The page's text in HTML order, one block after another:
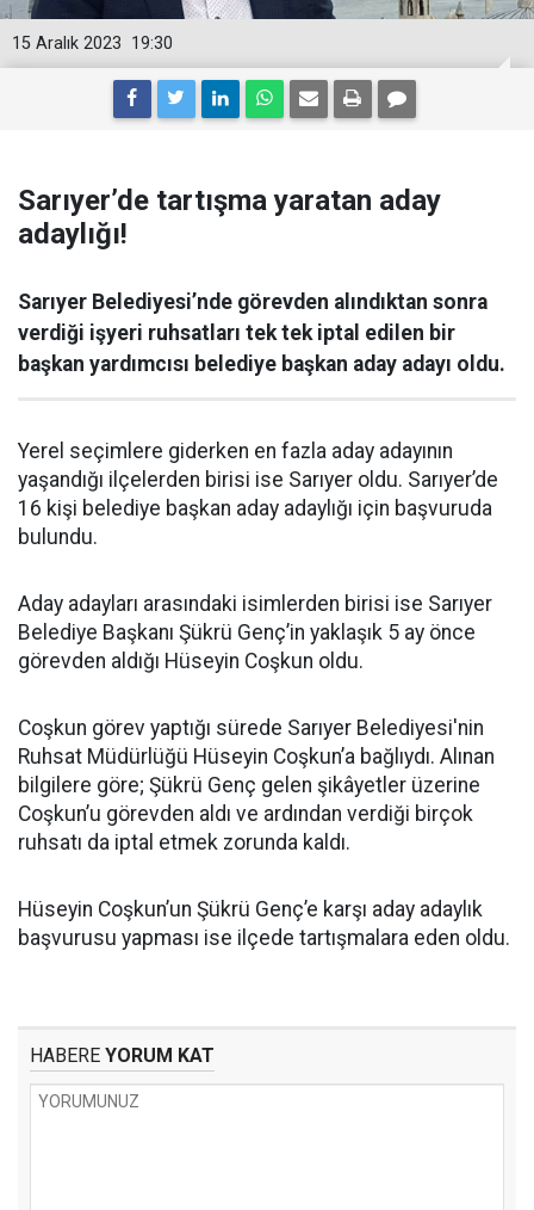
19:30
15 Aralık 2023
Sarıyer’de tartışma yaratan aday
adaylığı!
Sarıyer Belediyesi’nde görevden alındıktan sonra
verdiği işyeri ruhsatları tek tek iptal edilen bir
başkan yardımcısı belediye başkan aday adayı oldu.
Yerel seçimlere giderken en fazla aday adayının
yaşandığı ilçelerden birisi ise Sarıyer oldu. Sarıyer’de
16 kişi belediye başkan aday adaylığı için başvuruda
bulundu.
Aday adayları arasındaki isimlerden birisi ise Sarıyer
Belediye Başkanı Şükrü Genç’in yaklaşık 5 ay önce
görevden aldığı Hüseyin Coşkun oldu.
Coşkun görev yaptığı sürede Sarıyer Belediyesi'nin
Ruhsat Müdürlüğü Hüseyin Coşkun’a bağlıydı. Alınan
bilgilere göre; Şükrü Genç gelen şikâyetler üzerine
Coşkun’u görevden aldı ve ardından verdiği birçok
ruhsatı da iptal etmek zorunda kaldı.
Hüseyin Coşkun’un Şükrü Genç’e karşı aday adaylık
başvurusu yapması ise ilçede tartışmalara eden oldu.
HABERE YORUM KAT